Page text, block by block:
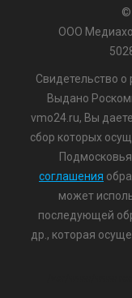
©
ООО
Свидетельство
Выдано
vmo24.ru, Вы
сбор которых
соглашения
может
последующей
др., которая